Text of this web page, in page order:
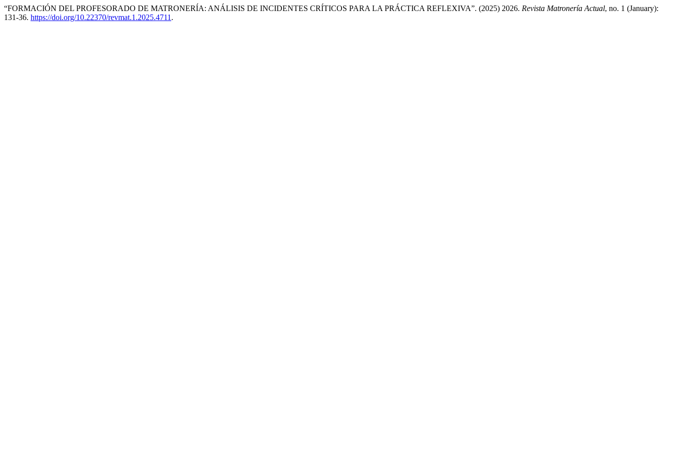
“FORMACIÓN DEL PROFESORADO DE MATRONERÍA: ANÁLISIS DE INCIDENTES CRÍTICOS PARA LA PRÁCTICA REFLEXIVA”. (2025) 2026. Revista Matronería Actual, no. 1 (January):
131-36. https://doi.org/10.22370/revmat.1.2025.4711 .